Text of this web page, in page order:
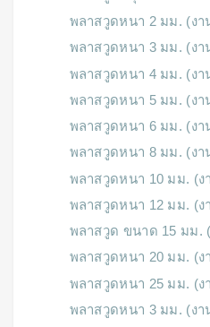
พลาสวูดหนา 2 มม. (งา
พลาสวูดหนา 3 มม. (งา
พลาสวูดหนา 4 มม. (งา
พลาสวูดหนา 5 มม. (งา
พลาสวูดหนา 6 มม. (งา
พลาสวูดหนา 8 มม. (งา
พลาสวูดหนา 10 มม. (ง
พลาสวูดหนา 12 มม. (ง
พลาสวูด ขนาด 15 มม.
พลาสวูดหนา 20 มม. (ง
พลาสวูดหนา 25 มม. (ง
พลาสวูดหนา 3 มม. (งา